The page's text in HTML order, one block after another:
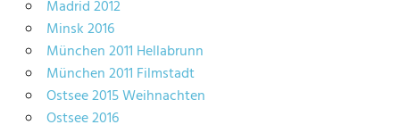
Madrid 2012
Minsk 2016
München 2011 Hellabrunn
München 2011 Filmstadt
Ostsee 2015 Weihnachten
Ostsee 2016